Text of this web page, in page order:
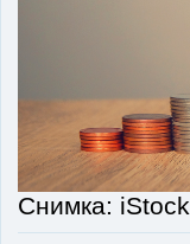
Снимка: iStock